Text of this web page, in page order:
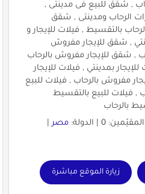
, شقق للبيع فى مدينتى ,
الرحاب ومدينتى , شقق
بالتقسيط , فيلات للإيجار و
, شقق للإيجار مفروش
, شقق للإيجار مفروش بالرحاب
بمدينتي , فيلات للإيجار
مفروش بالرحاب , فيلات للبيع
, فيلات للبيع بالتقسيط
بالرحاب
مصر|
زيارة الموقع مباشرة